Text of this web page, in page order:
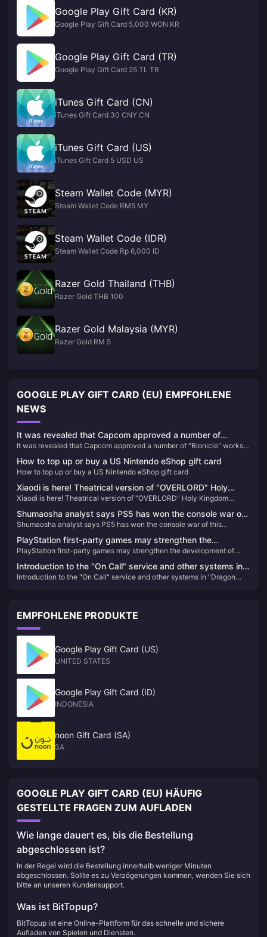
Google Play Gift Card (KR)
Google Play Gift Card 5,000 WON KR
Google Play Gift Card (TR)
Google Play Gift Card 25 TL TR
iTunes Gift Card (CN)
iTunes Gift Card 30 CNY CN
iTunes Gift Card (US)
iTunes Gift Card 5 USD US
Steam Wallet Code (MYR)
Steam Wallet Code RM5 MY
Steam Wallet Code (IDR)
Steam Wallet Code Rp 6,000 ID
Razer Gold Thailand (THB)
Razer Gold THB 100
Razer Gold Malaysia (MYR)
Razer Gold RM 5
GOOGLE PLAY GIFT CARD (EU) EMPFOHLENE
NEWS
It was revealed that Capcom approved a number of
"Bionicle" works last year, including remake projects
It was revealed that Capcom approved a number of "Bionicle" works
How to top up or buy a US Nintendo eShop gift card
How to top up or buy a US Nintendo eShop gift card
Xiaodi is here! Theatrical version of "OVERLORD" Holy
Kingdom chapter announced, to be released in 2024
Xiaodi is here! Theatrical version of "OVERLORD" Holy Kingdom
Shumaosha analyst says PS5 has won the console war of
this generation
Shumaosha analyst says PS5 has won the console war of this
PlayStation first-party games may strengthen the
development of medium-sized works in the future
PlayStation first-party games may strengthen the development of
Introduction to the "On Call" service and other systems in
"Dragon Among People 8"
Introduction to the "On Call" service and other systems in "Dragon
EMPFOHLENE PRODUKTE
Google Play Gift Card (US)
UNITED STATES
Google Play Gift Card (ID)
INDONESIA
noon Gift Card (SA)
SA
GOOGLE PLAY GIFT CARD (EU) HÄUFIG
GESTELLTE FRAGEN ZUM AUFLADEN
Wie lange dauert es, bis die Bestellung
abgeschlossen ist?
In der Regel wird die Bestellung innerhalb weniger Minuten
abgeschlossen. Sollte es zu Verzögerungen kommen, wenden Sie sich
bitte an unseren Kundensupport.
Was ist BitTopup?
BitTopup ist eine Online-Plattform für das schnelle und sichere
Aufladen von Spielen und Diensten.